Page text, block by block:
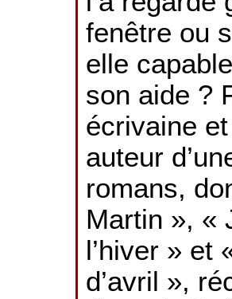
fenêtre ou
elle
son aide ?
écrivaine
auteur
romans,
Martin », «
l’hiver » et
d’avril »,